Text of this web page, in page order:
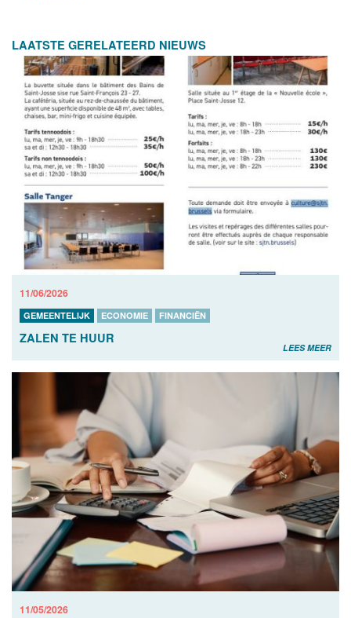
LAATSTE GERELATEERD NIEUWS
11/06/2026
GEMEENTELIJK ECONOMIE FINANCIËN
ZALEN TE HUUR
LEES MEER
11/05/2026